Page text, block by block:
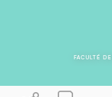
FACULTÉ